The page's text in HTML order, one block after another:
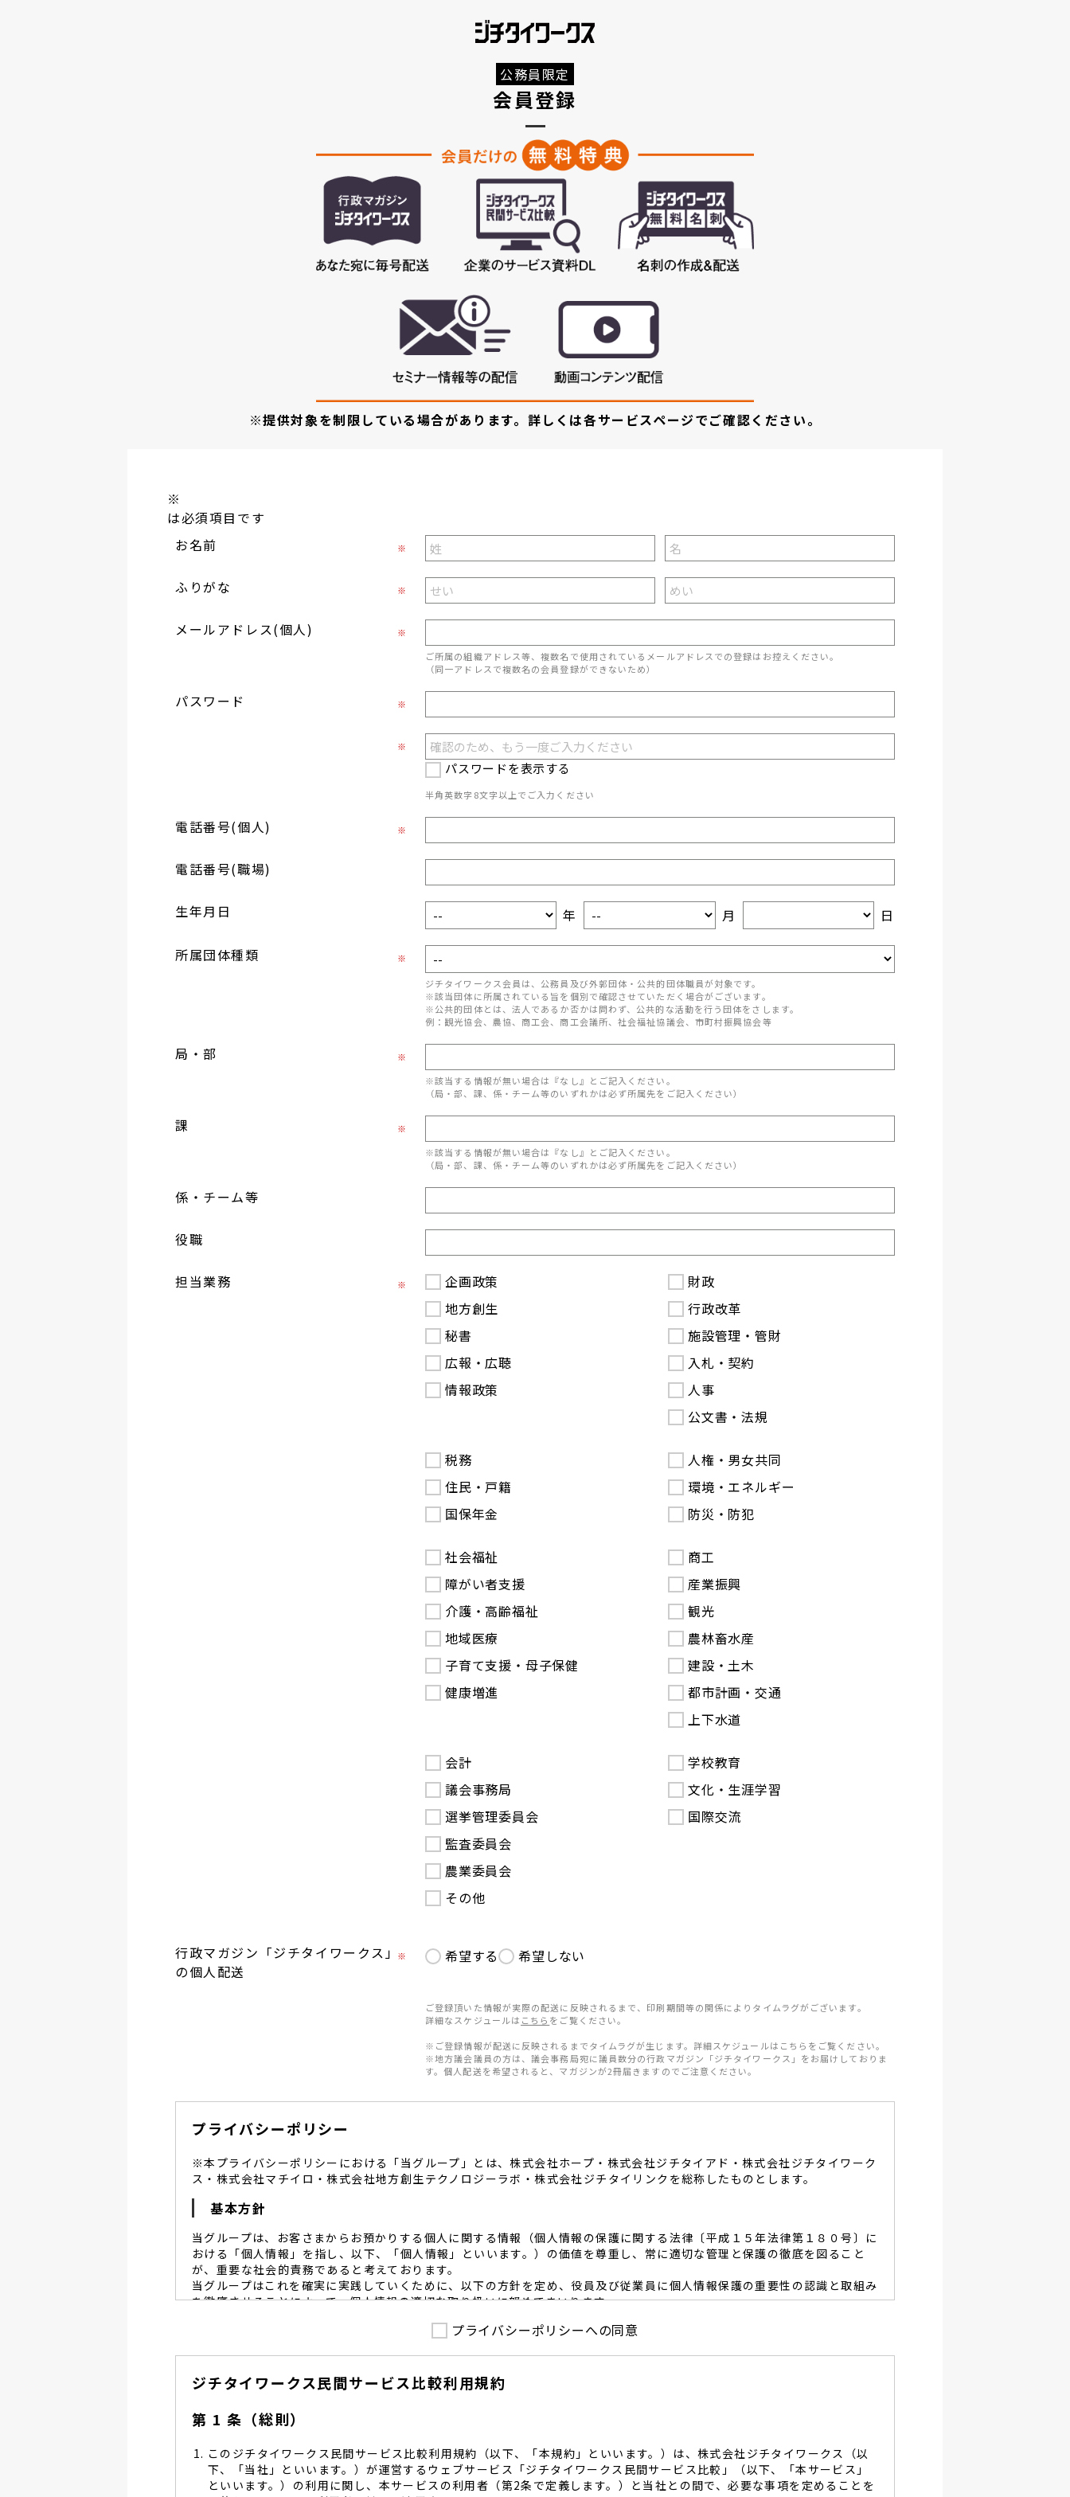
公務員限定
会員登録
※提供対象を制限している場合があります。詳しくは各サービスページでご確認ください。
※
は必須項目です
お名前
※
ふりがな ※
メールアドレス(個人)
※
ご所属の組織アドレス等、複数名で使用されているメールアドレスでの登録はお控えください。
（同一アドレスで複数名の会員登録ができないため）
パスワード ※
※
パスワードを表示する
半角英数字8文字以上でご入力ください
電話番号(個人) ※
電話番号(職場)
生年月日 年 月 日
所属団体種類
※
ジチタイワークス会員は、公務員及び外郭団体・公共的団体職員が対象です。
※該当団体に所属されている旨を個別で確認させていただく場合がございます。
※公共的団体とは、法人であるか否かは問わず、公共的な活動を行う団体をさします。
例：観光協会、農協、商工会、商工会議所、社会福祉協議会、市町村振興協会等
局・部
※
※該当する情報が無い場合は『なし』とご記入ください。
（局・部、課、係・チーム等のいずれかは必ず所属先をご記入ください）
課
※
※該当する情報が無い場合は『なし』とご記入ください。
（局・部、課、係・チーム等のいずれかは必ず所属先をご記入ください）
係・チーム等
役職
担当業務 ※
企画政策
地方創生
秘書
広報・広聴
情報政策
財政
行政改革
施設管理・管財
入札・契約
人事
公文書・法規
税務
住民・戸籍
国保年金
人権・男女共同
環境・エネルギー
防災・防犯
社会福祉
障がい者支援
介護・高齢福祉
地域医療
子育て支援・母子保健
健康増進
商工
産業振興
観光
農林畜水産
建設・土木
都市計画・交通
上下水道
会計
議会事務局
選挙管理委員会
監査委員会
農業委員会
その他
学校教育
文化・生涯学習
国際交流
行政マガジン「ジチタイワークス」
の個人配送
※ 希望する 希望しない
ご登録頂いた情報が実際の配送に反映されるまで、印刷期間等の関係によりタイムラグがございます。
詳細なスケジュールは こちら をご覧ください。
※ご登録情報が配送に反映されるまでタイムラグが生じます。詳細スケジュールはこちらをご覧ください。
※地方議会議員の方は、議会事務局宛に議員数分の行政マガジン「ジチタイワークス」をお届けしておりま
す。個人配送を希望されると、マガジンが2冊届きますのでご注意ください。
プライバシーポリシー
※本プライバシーポリシーにおける「当グループ」とは、株式会社ホープ・株式会社ジチタイアド・株式会社ジチタイワーク
ス・株式会社マチイロ・株式会社地方創生テクノロジーラボ・株式会社ジチタイリンクを総称したものとします。
基本方針
当グループは、お客さまからお預かりする個人に関する情報（個人情報の保護に関する法律〔平成１５年法律第１８０号〕に
おける「個人情報」を指し、以下、「個人情報」といいます。）の価値を尊重し、常に適切な管理と保護の徹底を図ること
が、重要な社会的責務であると考えております。
当グループはこれを確実に実践していくために、以下の方針を定め、役員及び従業員に個人情報保護の重要性の認識と取組み
を徹底させることによって、個人情報の適切な取り扱いに努めてまいります。
当グループは、個人情報保護に係る法令その他の規範を遵守するとともに、本ポリシーの内容を適宜見直し、その改善と
個人情報保護に努めます。
し、同意を得た必要な範囲内で適切な取得、利用目的の範囲内で利用を致します。
管理を求め、委託先を監督致します。
当グループは、お預かりする個人情報を正確かつ安全に保つとともに、不正アクセス・紛失・破壊・改竄・漏洩等に対す
る予防並びに是正の為、社内規程を整備し、必要かつ適切な措置を講じます。
当グループは、個人情報保護に関する社内のマネジメントシステムを定め、組織体制を整備し、役員及び従業員に徹底致
します。
プライバシーポリシーへの同意
ジチタイワークス民間サービス比較利用規約
第 1 条（総則）
このジチタイワークス民間サービス比較利用規約（以下、「本規約」といいます。）は、株式会社ジチタイワークス（以
下、「当社」といいます。）が運営するウェブサービス「ジチタイワークス民間サービス比較」（以下、「本サービス」
といいます。）の利用に関し、本サービスの利用者（第2条で定義します。）と当社との間で、必要な事項を定めることを